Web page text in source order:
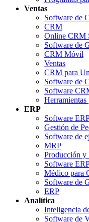
Ventas
Software de
CRM
Online CRM
Software de
CRM Móvil
Ventas
CRM para
Software de
Software
ERP
Software
Gestión de
Software de
MRP
Producción y
Software
Médico para
Software de
ERP
Analítica
Inteligencia
Software de